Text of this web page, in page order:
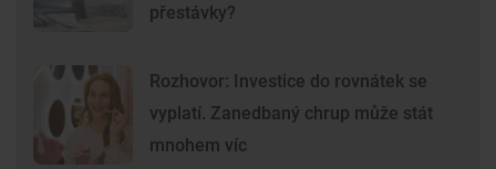
přestávky?
Rozhovor: Investice do rovnátek se
vyplatí. Zanedbaný chrup může stát
mnohem víc